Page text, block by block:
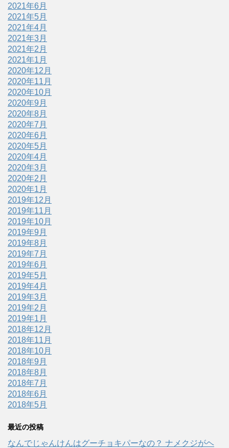
2021年6月
2021年5月
2021年4月
2021年3月
2021年2月
2021年1月
2020年12月
2020年11月
2020年10月
2020年9月
2020年8月
2020年7月
2020年6月
2020年5月
2020年4月
2020年3月
2020年2月
2020年1月
2019年12月
2019年11月
2019年10月
2019年9月
2019年8月
2019年7月
2019年6月
2019年5月
2019年4月
2019年3月
2019年2月
2019年1月
2018年12月
2018年11月
2018年10月
2018年9月
2018年8月
2018年7月
2018年6月
2018年5月
最近の投稿
なんでじゃんけんはグーチョキパーなの？ ナメクジがヘ